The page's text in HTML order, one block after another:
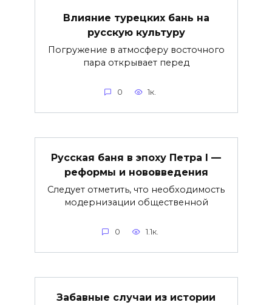
Влияние турецких бань на
русскую культуру
Погружение в атмосферу восточного
пара открывает перед
0 1к.
Русская баня в эпоху Петра I —
реформы и нововведения
Следует отметить, что необходимость
модернизации общественной
0 1.1к.
Забавные случаи из истории